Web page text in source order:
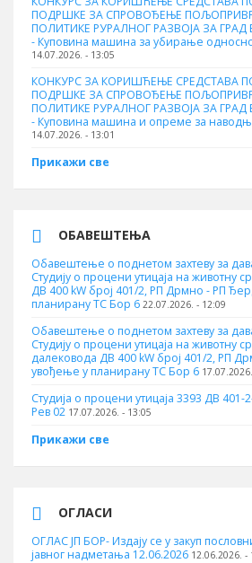
ПОДРШКЕ ЗА СПРОВОЂЕЊЕ
ПОЛИТИКЕ РУРАЛНОГ РАЗВОЈА ЗА ГРАД
- Куповинa машина за убирање
14.07.2026. - 13:05
КОНКУРС ЗА КОРИШЋЕЊЕ СРЕДСТАВА
ПОДРШКЕ ЗА СПРОВОЂЕЊЕ
ПОЛИТИКЕ РУРАЛНОГ РАЗВОЈА ЗА ГРАД
- Куповина машина и опреме за
14.07.2026. - 13:01
Прикажи све
ОБАВЕШТЕЊА
Обавештење о поднетом захтеву за
Студију о процени утицаја на животну
ДВ 400 kW број 401/2, РП Дрмно - РП
планирану ТС Бор 6 22.07.2026. - 12:09
Обавештење о поднетом захтеву за
Студију о процени утицаја на животну
далековода ДВ 400 kW број 401/2, РП
увођење у планирану ТС Бор 6
Студија о процени утицаја 3393 ДВ
Рев 02 17.07.2026. - 13:05
Прикажи све
ОГЛАСИ
ОГЛАС ЈП БОР- Издају се у закуп
јавног надметања 12.06.2026 12.06.2026. -